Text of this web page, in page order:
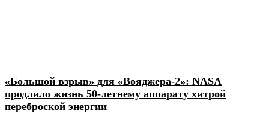
«Большой взрыв» для «Вояджера-2»: NASA
продлило жизнь 50-летнему аппарату хитрой
переброской энергии